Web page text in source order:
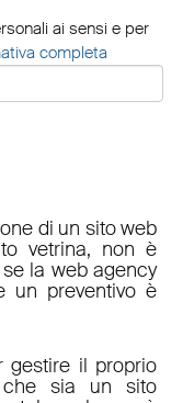
ai sensi e per
completa
di un sito web
vetrina, non è
la web agency
un preventivo è
gestire il proprio
sia un sito